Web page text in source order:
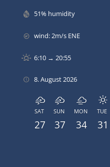
51% humidity
wind: 2m/s ENE
6:10 → 20:55
8. August 2026
SAT
27
SUN
37
MON
34
TUE
31